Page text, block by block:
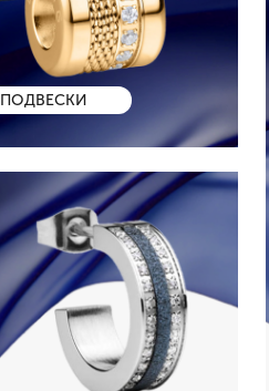
ПОДВЕСКИ